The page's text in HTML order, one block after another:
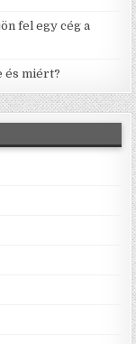
fel egy cég a
és miért?